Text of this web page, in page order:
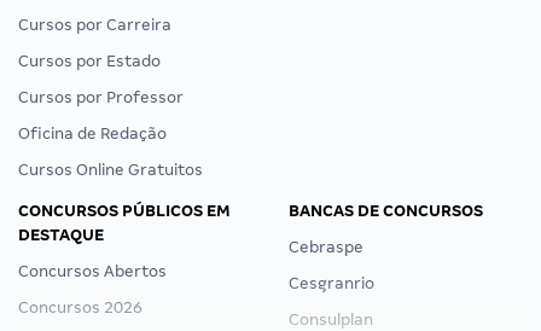
Cursos por Carreira
Cursos por Estado
Cursos por Professor
Oficina de Redação
Cursos Online Gratuitos
CONCURSOS PÚBLICOS EM
DESTAQUE
Concursos Abertos
Concursos 2026
BANCAS DE CONCURSOS
Cebraspe
Cesgranrio
Consulplan